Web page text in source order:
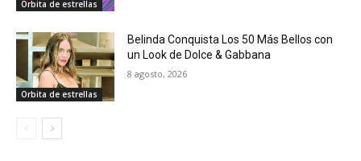
Orbita de estrellas
Orbita de estrellas
Belinda Conquista Los 50 Más Bellos con
un Look de Dolce & Gabbana
8 agosto, 2026